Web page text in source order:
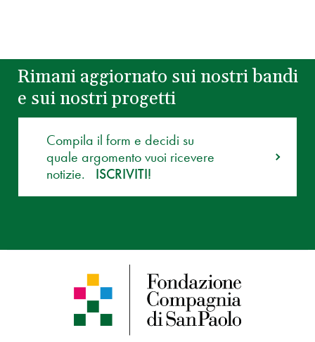
Rimani aggiornato sui nostri bandi
e sui nostri progetti
Compila il form e decidi su
quale argomento vuoi ricevere
notizie.
ISCRIVITI!